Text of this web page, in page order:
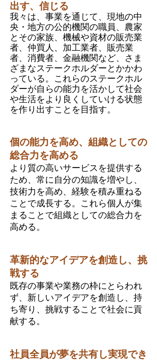
出す、信じる
我々は、事業を通じて、現地の中
央・地方の公的機関の職員、農家
とその家族、機械や資材の販売業
者、仲買人、加工業者、販売業
者、消費者、金融機関など、さま
ざまなステークホルダーとかかわ
っている。これらのステークホル
ダーが自らの能力を活かして社会
や生活をより良くしていける状態
を作り出すことを目指す。
個の能力を高め、組織としての
総合力を高める
より質の高いサービスを提供する
ため、常に自分の知識を増やし、
技術力を高め、経験を積み重ねる
ことで成長する。これら個人が集
まることで組織としての総合力を
高める。
革新的なアイデアを創造し、挑
戦する
既存の事業や業務の枠にとらわれ
ず、新しいアイデアを創造し、持
ち寄り、挑戦することで社会に貢
献する。
社員全員が夢を共有し実現でき